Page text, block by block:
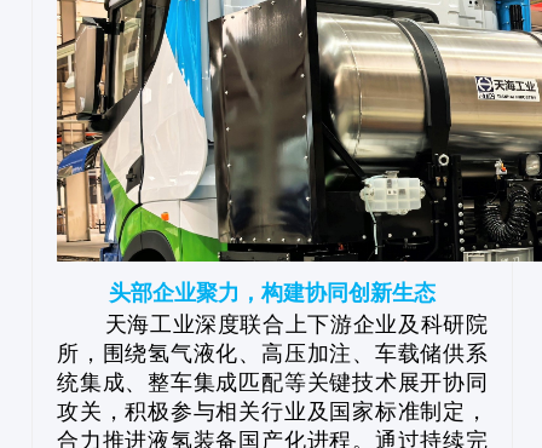
头部企业聚力，构建协同创新生态
天海工业深度联合上下游企业及科研院
所，围绕氢气液化、高压加注、车载储供系
统集成、整车集成匹配等关键技术展开协同
攻关，积极参与相关行业及国家标准制定，
合力推进液氢装备国产化进程。通过持续完